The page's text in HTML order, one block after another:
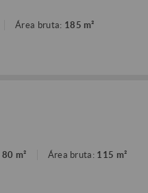
Área bruta: 185 m²
80 m² Área bruta: 115 m²